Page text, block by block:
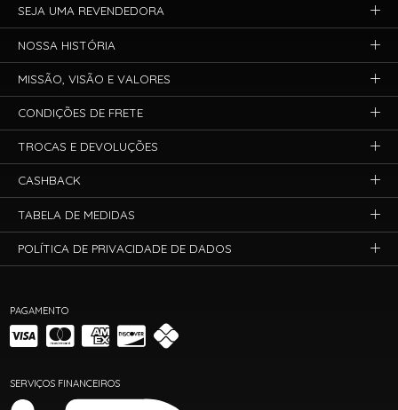
PAGAMENTO
SERVIÇOS FINANCEIROS
SEJA UMA REVENDEDORA
NOSSA HISTÓRIA
MISSÃO, VISÃO E VALORES
CONDIÇÕES DE FRETE
TROCAS E DEVOLUÇÕES
CASHBACK
TABELA DE MEDIDAS
POLÍTICA DE PRIVACIDADE DE DADOS